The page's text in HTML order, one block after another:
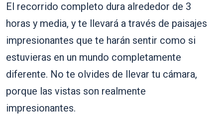
El recorrido completo dura alrededor de 3
horas y media, y te llevará a través de paisajes
impresionantes que te harán sentir como si
estuvieras en un mundo completamente
diferente. No te olvides de llevar tu cámara,
porque las vistas son realmente
impresionantes.